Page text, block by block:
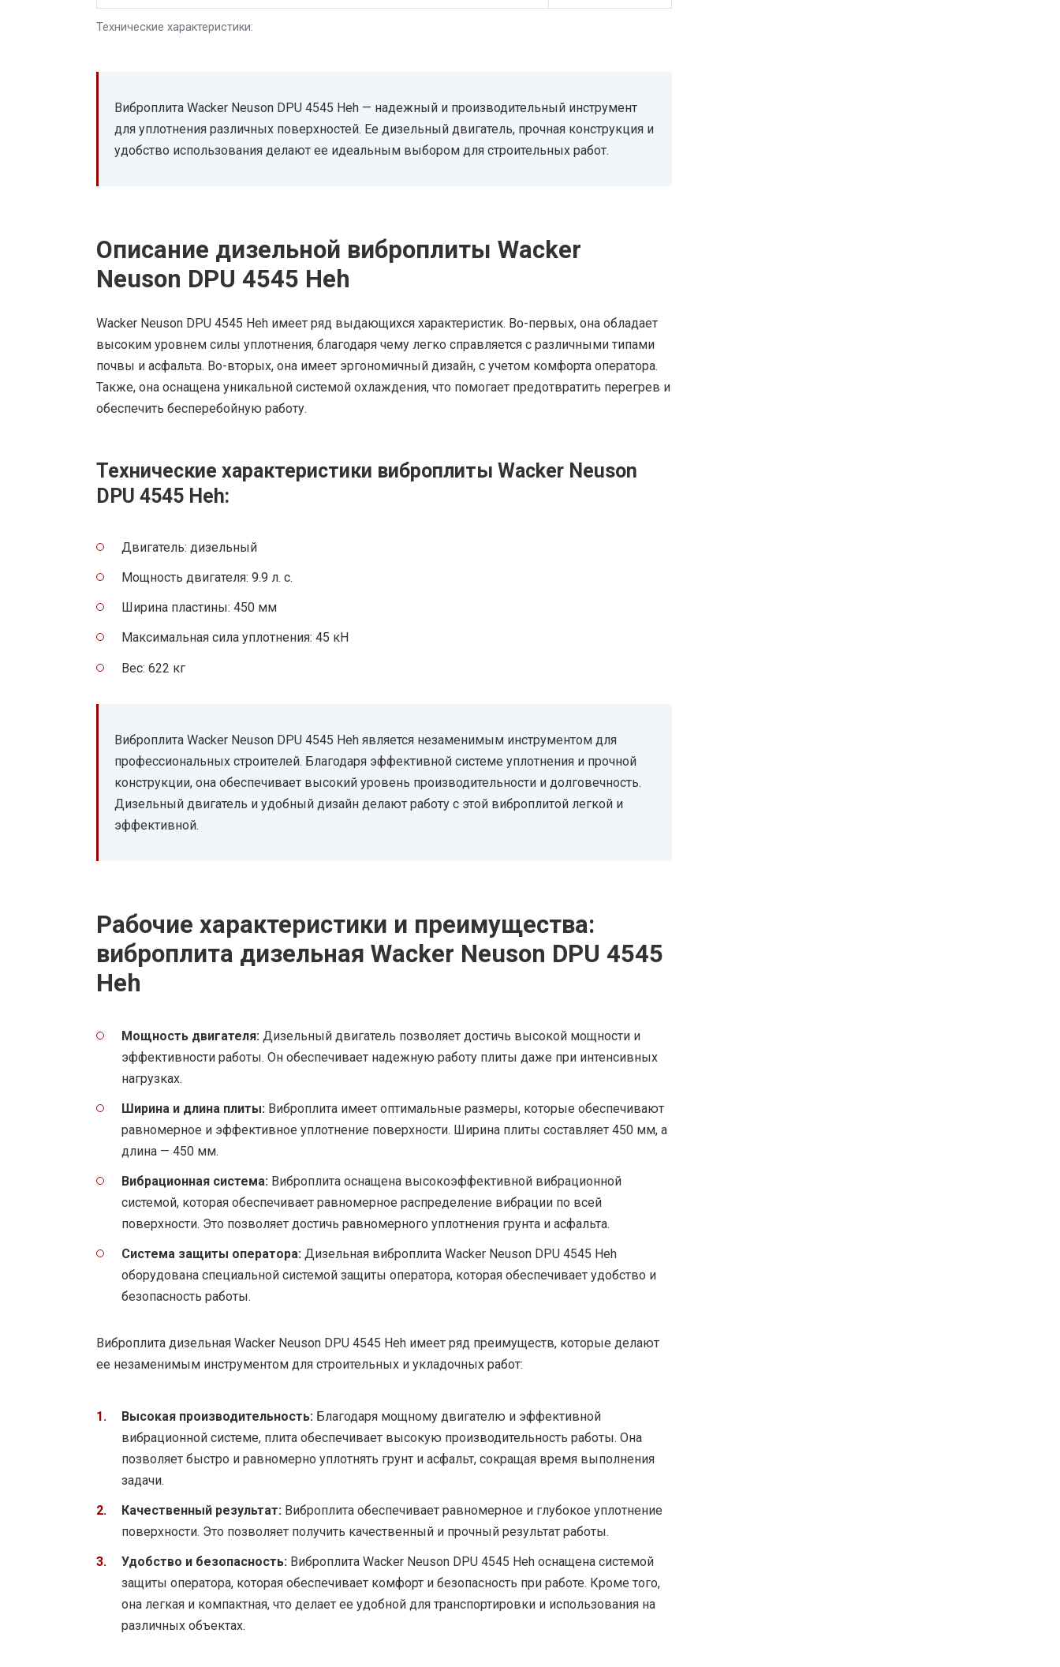
Технические характеристики:
Виброплита Wacker Neuson DPU 4545 Heh — надежный и производительный инструмент
для уплотнения различных поверхностей. Ее дизельный двигатель, прочная конструкция и
удобство использования делают ее идеальным выбором для строительных работ.
Описание дизельной виброплиты Wacker
Neuson DPU 4545 Heh
Wacker Neuson DPU 4545 Heh имеет ряд выдающихся характеристик. Во-первых, она обладает
высоким уровнем силы уплотнения, благодаря чему легко справляется с различными типами
почвы и асфальта. Во-вторых, она имеет эргономичный дизайн, с учетом комфорта оператора.
Также, она оснащена уникальной системой охлаждения, что помогает предотвратить перегрев и
обеспечить бесперебойную работу.
Технические характеристики виброплиты Wacker Neuson
DPU 4545 Heh:
Двигатель: дизельный
Мощность двигателя: 9.9 л. с.
Ширина пластины: 450 мм
Максимальная сила уплотнения: 45 кН
Вес: 622 кг
Виброплита Wacker Neuson DPU 4545 Heh является незаменимым инструментом для
профессиональных строителей. Благодаря эффективной системе уплотнения и прочной
конструкции, она обеспечивает высокий уровень производительности и долговечность.
Дизельный двигатель и удобный дизайн делают работу с этой виброплитой легкой и
эффективной.
Рабочие характеристики и преимущества:
виброплита дизельная Wacker Neuson DPU 4545
Heh
Мощность двигателя: Дизельный двигатель позволяет достичь высокой мощности и
эффективности работы. Он обеспечивает надежную работу плиты даже при интенсивных
нагрузках.
Ширина и длина плиты: Виброплита имеет оптимальные размеры, которые обеспечивают
равномерное и эффективное уплотнение поверхности. Ширина плиты составляет 450 мм, а
длина — 450 мм.
Вибрационная система: Виброплита оснащена высокоэффективной вибрационной
системой, которая обеспечивает равномерное распределение вибрации по всей
поверхности. Это позволяет достичь равномерного уплотнения грунта и асфальта.
Система защиты оператора: Дизельная виброплита Wacker Neuson DPU 4545 Heh
оборудована специальной системой защиты оператора, которая обеспечивает удобство и
безопасность работы.
Виброплита дизельная Wacker Neuson DPU 4545 Heh имеет ряд преимуществ, которые делают
ее незаменимым инструментом для строительных и укладочных работ:
Высокая производительность: Благодаря мощному двигателю и эффективной
вибрационной системе, плита обеспечивает высокую производительность работы. Она
позволяет быстро и равномерно уплотнять грунт и асфальт, сокращая время выполнения
задачи.
Качественный результат: Виброплита обеспечивает равномерное и глубокое уплотнение
поверхности. Это позволяет получить качественный и прочный результат работы.
Удобство и безопасность: Виброплита Wacker Neuson DPU 4545 Heh оснащена системой
защиты оператора, которая обеспечивает комфорт и безопасность при работе. Кроме того,
она легкая и компактная, что делает ее удобной для транспортировки и использования на
различных объектах.